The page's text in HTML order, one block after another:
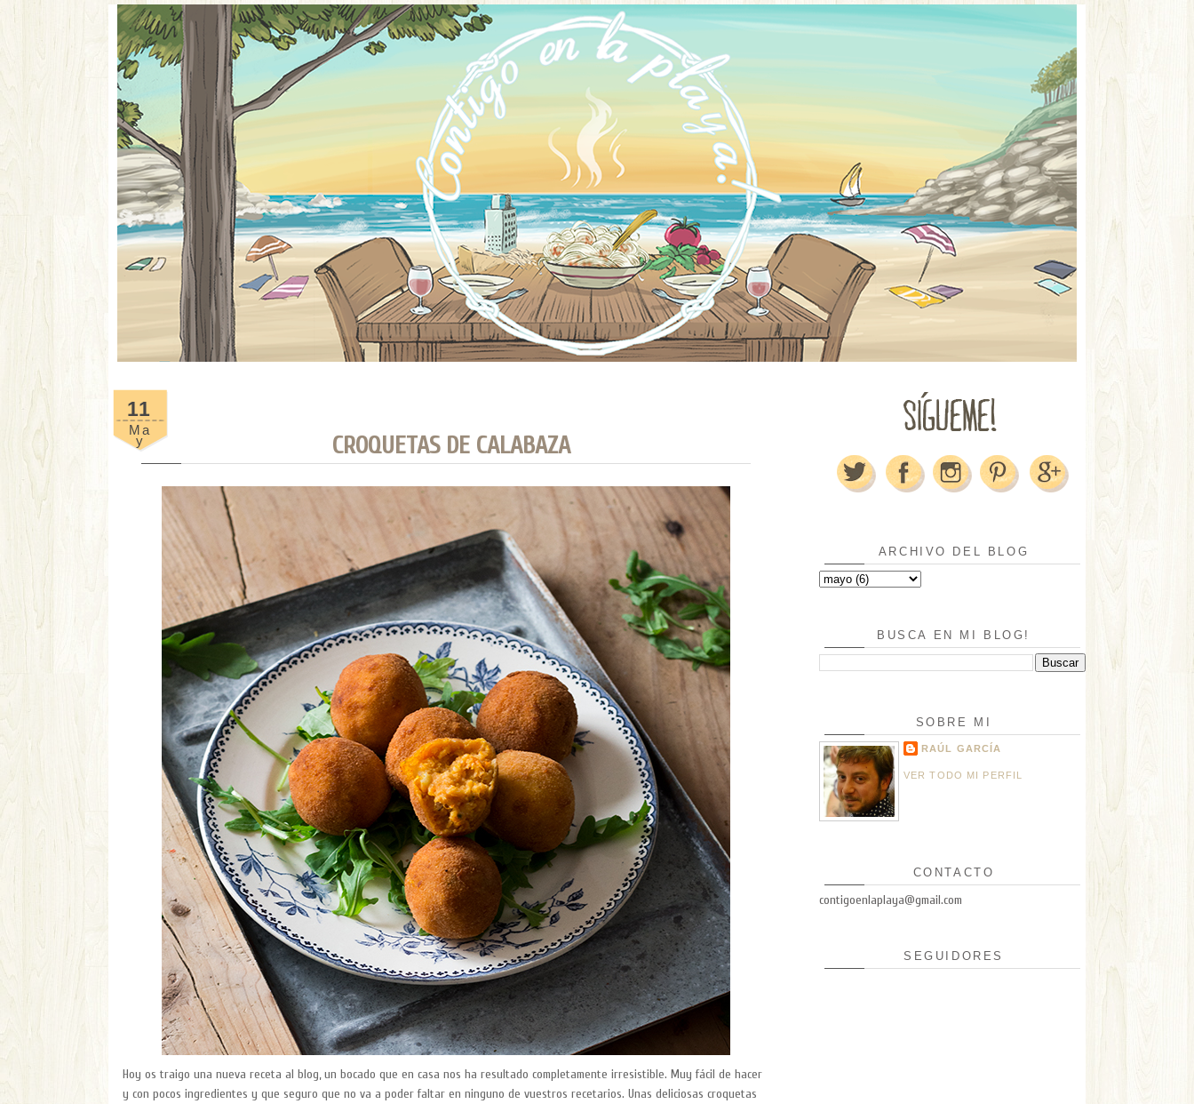
11
Ma
Y CROQUETAS DE CALABAZA
Hoy os traigo una nueva receta al blog, un bocado que en casa nos ha resultado completamente irresistible. Muy fácil de hacer
y con pocos ingredientes y que seguro que no va a poder faltar en ninguno de vuestros recetarios. Unas deliciosas croquetas
ARCHIVO DEL BLOG
BUSCA EN MI BLOG!
SOBRE MI
RAÚL GARCÍA
VER TODO MI PERFIL
CONTACTO
contigoenlaplaya@gmail.com
SEGUIDORES